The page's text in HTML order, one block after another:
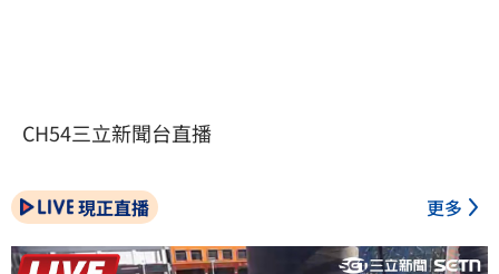
CH54三立新聞台直播
現正直播 更多